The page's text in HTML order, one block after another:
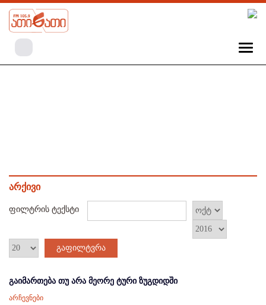
არქივი
ფილტრის ტექსტი
გაფილტვრა
გაიმართება თუ არა მეორე ტური ზუგდიდში
არჩევნები